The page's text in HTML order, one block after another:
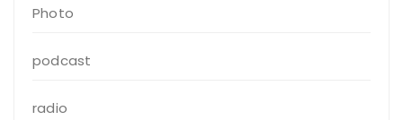
Photo
podcast
radio